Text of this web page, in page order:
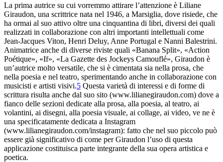
La prima autrice su cui vorremmo attirare l’attenzione è Liliane
Giraudon, una scrittrice nata nel 1946, a Marsiglia, dove risiede, che
ha ormai al suo attivo oltre una cinquantina di libri, diversi dei quali
realizzati in collaborazione con altri importanti intellettuali come
Jean-Jacques Viton, Henri Deluy, Anne Portugal e Nanni Balestrini.
Animatrice anche di diverse riviste quali «Banana Split», «Action
Poétique», «If», «La Gazette des Jockeys Camouflé», Giraudon è
un’autrice molto versatile, che si è cimentata sia nella prosa, che
nella poesia e nel teatro, sperimentando anche in collaborazione con
musicisti e artisti visivi.5 Questa varietà di interessi e di forme di
scrittura risulta anche dal suo sito (www.lilianegiraudon.com) dove a
fianco delle sezioni dedicate alla prosa, alla poesia, al teatro, ai
volantini, ai disegni, alla poesia visuale, ai collage, ai video, ve ne è
una specificatamente dedicata a Instagram
(www.lilianegiraudon.com/instagram): fatto che nel suo piccolo può
essere già significativo di come per Giraudon l’uso di questa
applicazione costituisca parte integrante della sua opera artistica e
poetica.